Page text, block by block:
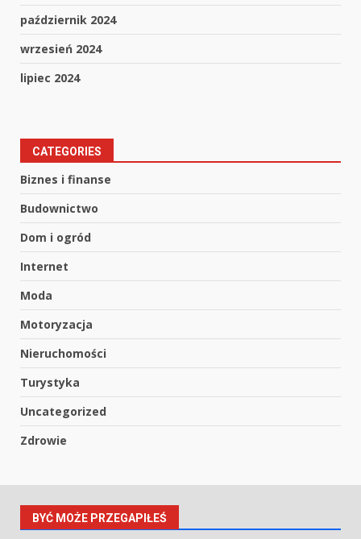
październik 2024
wrzesień 2024
lipiec 2024
CATEGORIES
Biznes i finanse
Budownictwo
Dom i ogród
Internet
Moda
Motoryzacja
Nieruchomości
Turystyka
Uncategorized
Zdrowie
BYĆ MOŻE PRZEGAPIŁEŚ